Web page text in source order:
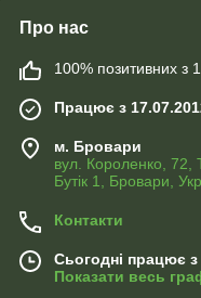
Про нас
100% позитивних з
Працює з
м. Бровари
вул. Короленко, 72,
Бутік 1, Бровари,
Контакти
Сьогодні працює
Показати весь